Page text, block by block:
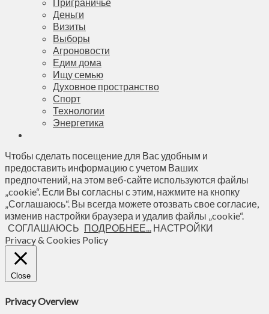
Деньги
Визиты
Выборы
Агроновости
Едим дома
Ищу семью
Духовное пространство
Спорт
Технологии
Энергетика
Чтобы сделать посещение для Вас удобным и
предоставить информацию с учетом Ваших
предпочтений, на этом веб-сайте используются файлы
„cookie“. Если Вы согласны с этим, нажмите на кнопку
„Соглашаюсь“. Вы всегда можете отозвать свое согласие,
изменив настройки браузера и удалив файлы „cookie“.
СОГЛАШАЮСЬ ПОДРОБНЕЕ... НАСТРОЙКИ
Privacy & Cookies Policy
Close
Privacy Overview